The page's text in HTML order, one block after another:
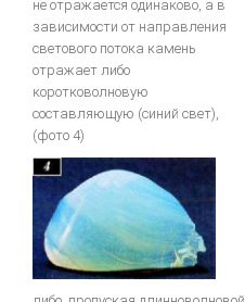
не отражается одинаково, а в
зависимости от направления
светового потока камень
отражает либо
коротковолновую
составляющую (синий свет),
(фото 4)